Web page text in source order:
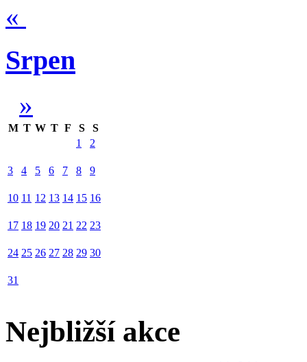
«
Srpen
»
M T W T F S
S
1
2
3 4 5 6 7 8 9
10 11 12 13 14 15 16
17 18 19 20 21 22 23
24 25 26 27 28 29 30
31
Nejbližší akce